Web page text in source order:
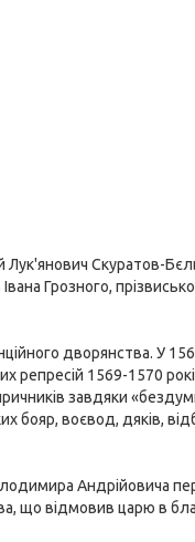
Скуратов-
Грозного,
дворянства. У
репресій 1569-1570
завдяки
бояр, воєвод, дяків,
Андрійовича
що відмовив царю в